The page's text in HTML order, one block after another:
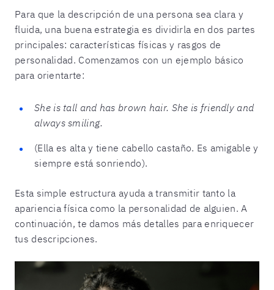
Para que la descripción de una persona sea clara y
fluida, una buena estrategia es dividirla en dos partes
principales: características físicas y rasgos de
personalidad. Comenzamos con un ejemplo básico
para orientarte:
She is tall and has brown hair. She is friendly and
always smiling.
(Ella es alta y tiene cabello castaño. Es amigable y
siempre está sonriendo).
Esta simple estructura ayuda a transmitir tanto la
apariencia física como la personalidad de alguien. A
continuación, te damos más detalles para enriquecer
tus descripciones.